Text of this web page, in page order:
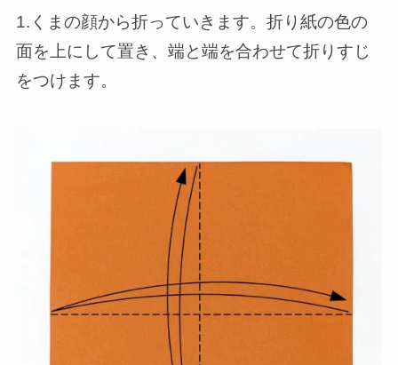
1.くまの顔から折っていきます。折り紙の色の
面を上にして置き、端と端を合わせて折りすじ
をつけます。